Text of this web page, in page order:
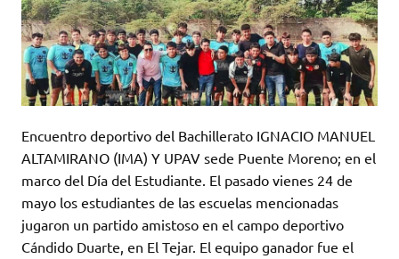
Encuentro deportivo del Bachillerato IGNACIO MANUEL
ALTAMIRANO (IMA) Y UPAV sede Puente Moreno; en el
marco del Día del Estudiante. El pasado vienes 24 de
mayo los estudiantes de las escuelas mencionadas
jugaron un partido amistoso en el campo deportivo
Cándido Duarte, en El Tejar. El equipo ganador fue el